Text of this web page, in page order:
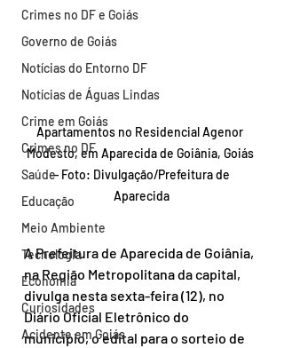
Crimes no DF e Goiás
Governo de Goiás
Notícias do Entorno DF
Notícias de Águas Lindas
Crime em Goiás
Crimes no DF
Saúde
Educação
Meio Ambiente
Tecnologia
Economia
Curiosidades
Acidente em Goiás
Apartamentos no Residencial Agenor
Modesto, em Aparecida de Goiânia, Goiás
— Foto: Divulgação/Prefeitura de
Aparecida
A Prefeitura de Aparecida de Goiânia,
na Região Metropolitana da capital,
divulga nesta sexta-feira (12), no
Diário Oficial Eletrônico do
município, o edital para o sorteio de